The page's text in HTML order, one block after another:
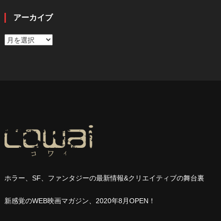
アーカイブ
ア
ホラー、SF 、ファンタジーの最新情報&クリエイティブの舞台裏
新感覚のWEB映画マガジン、 2020年8 月OPEN ！